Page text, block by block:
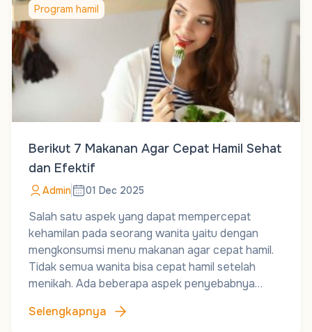
Program hamil
Berikut 7 Makanan Agar Cepat Hamil Sehat
dan Efektif
Admin 01 Dec 2025
Salah satu aspek yang dapat mempercepat
kehamilan pada seorang wanita yaitu dengan
mengkonsumsi menu makanan agar cepat hamil.
Tidak semua wanita bisa cepat hamil setelah
menikah. Ada beberapa aspek penyebabnya…
Selengkapnya